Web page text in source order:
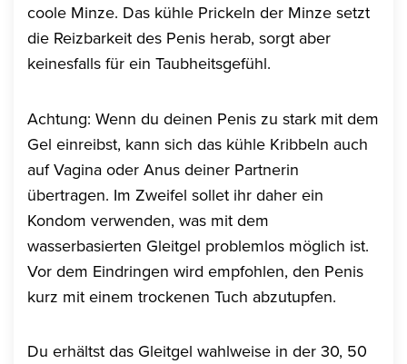
coole Minze. Das kühle Prickeln der Minze setzt
die Reizbarkeit des Penis herab, sorgt aber
keinesfalls für ein Taubheitsgefühl.
Achtung: Wenn du deinen Penis zu stark mit dem
Gel einreibst, kann sich das kühle Kribbeln auch
auf Vagina oder Anus deiner Partnerin
übertragen. Im Zweifel sollet ihr daher ein
Kondom verwenden, was mit dem
wasserbasierten Gleitgel problemlos möglich ist.
Vor dem Eindringen wird empfohlen, den Penis
kurz mit einem trockenen Tuch abzutupfen.
Du erhältst das Gleitgel wahlweise in der 30, 50